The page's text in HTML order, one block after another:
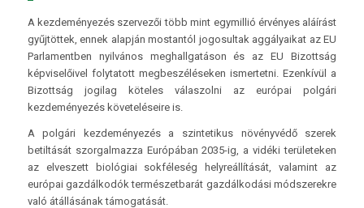
A kezdeményezés szervezői több mint egymillió érvényes aláírást
gyűjtöttek, ennek alapján mostantól jogosultak aggályaikat az EU
Parlamentben nyilvános meghallgatáson és az EU Bizottság
képviselőivel folytatott megbeszéléseken ismertetni. Ezenkívül a
Bizottság jogilag köteles válaszolni az európai polgári
kezdeményezés követeléseire is.
A polgári kezdeményezés a szintetikus növényvédő szerek
betiltását szorgalmazza Európában 2035-ig, a vidéki területeken
az elveszett biológiai sokféleség helyreállítását, valamint az
európai gazdálkodók természetbarát gazdálkodási módszerekre
való átállásának támogatását.